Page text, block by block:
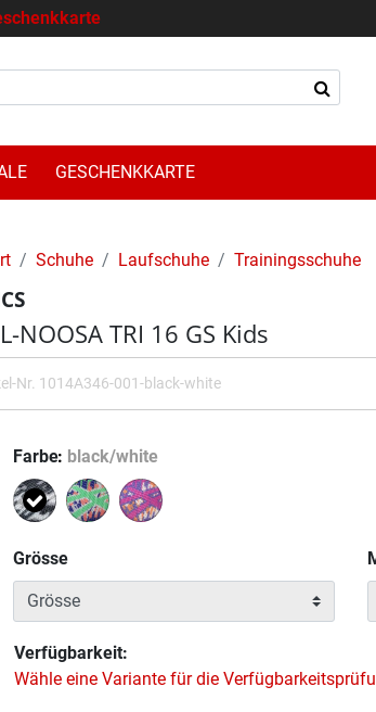
GESCHENKKARTE
Schuhe Laufschuhe Trainingsschuhe
NOOSA TRI 16 GS Kids
Nr. 1014A346-001-black-white
Farbe black/white
Grösse
Verfügbarkeit:
Wähle eine Variante für die